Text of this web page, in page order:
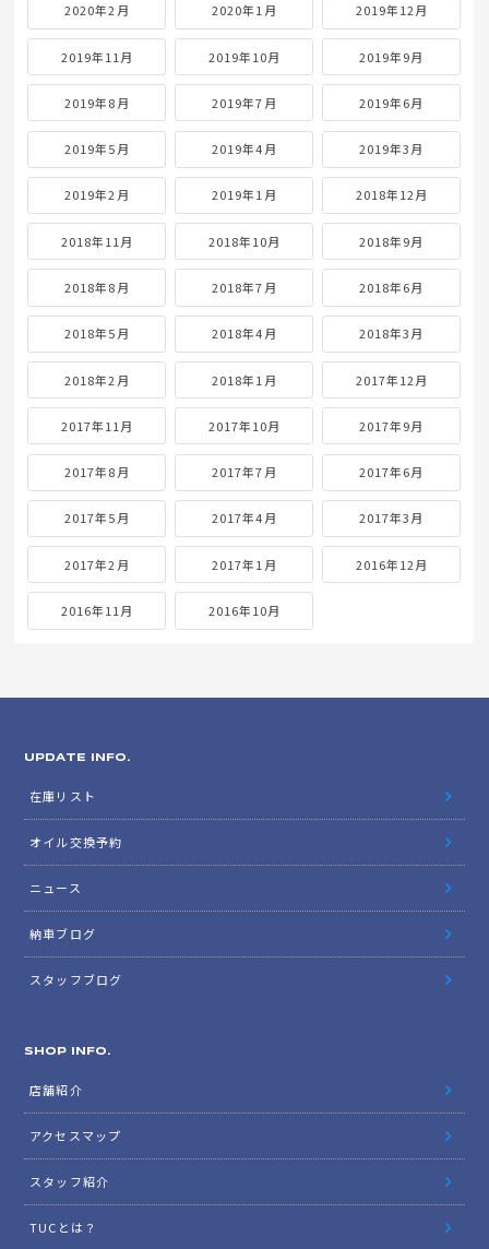
2020年2月 2020年1月 2019年12月
2019年11月 2019年10月 2019年9月
2019年8月 2019年7月 2019年6月
2019年5月 2019年4月 2019年3月
2019年2月 2019年1月 2018年12月
2018年11月 2018年10月 2018年9月
2018年8月 2018年7月 2018年6月
2018年5月 2018年4月 2018年3月
2018年2月 2018年1月 2017年12月
2017年11月 2017年10月 2017年9月
2017年8月 2017年7月 2017年6月
2017年5月 2017年4月 2017年3月
2017年2月 2017年1月 2016年12月
2016年11月 2016年10月
UPDATE INFO.
在庫リスト
オイル交換予約
ニュース
納車ブログ
スタッフブログ
SHOP INFO.
店舗紹介
アクセスマップ
スタッフ紹介
TUCとは？